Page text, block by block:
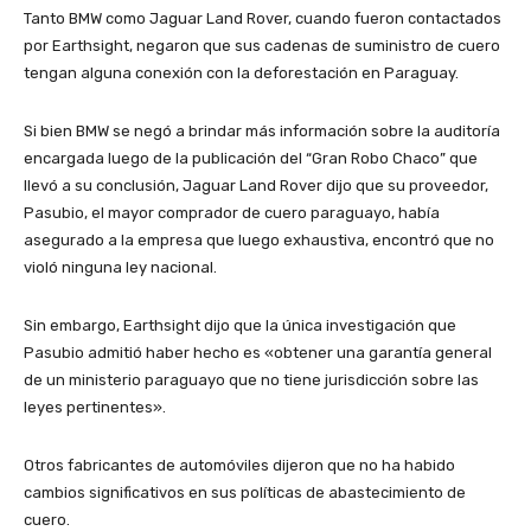
Tanto BMW como Jaguar Land Rover, cuando fueron contactados
por Earthsight, negaron que sus cadenas de suministro de cuero
tengan alguna conexión con la deforestación en Paraguay.
Si bien BMW se negó a brindar más información sobre la auditoría
encargada luego de la publicación del “Gran Robo Chaco” que
llevó a su conclusión, Jaguar Land Rover dijo que su proveedor,
Pasubio, el mayor comprador de cuero paraguayo, había
asegurado a la empresa que luego exhaustiva, encontró que no
violó ninguna ley nacional.
Sin embargo, Earthsight dijo que la única investigación que
Pasubio admitió haber hecho es «obtener una garantía general
de un ministerio paraguayo que no tiene jurisdicción sobre las
leyes pertinentes».
Otros fabricantes de automóviles dijeron que no ha habido
cambios significativos en sus políticas de abastecimiento de
cuero.